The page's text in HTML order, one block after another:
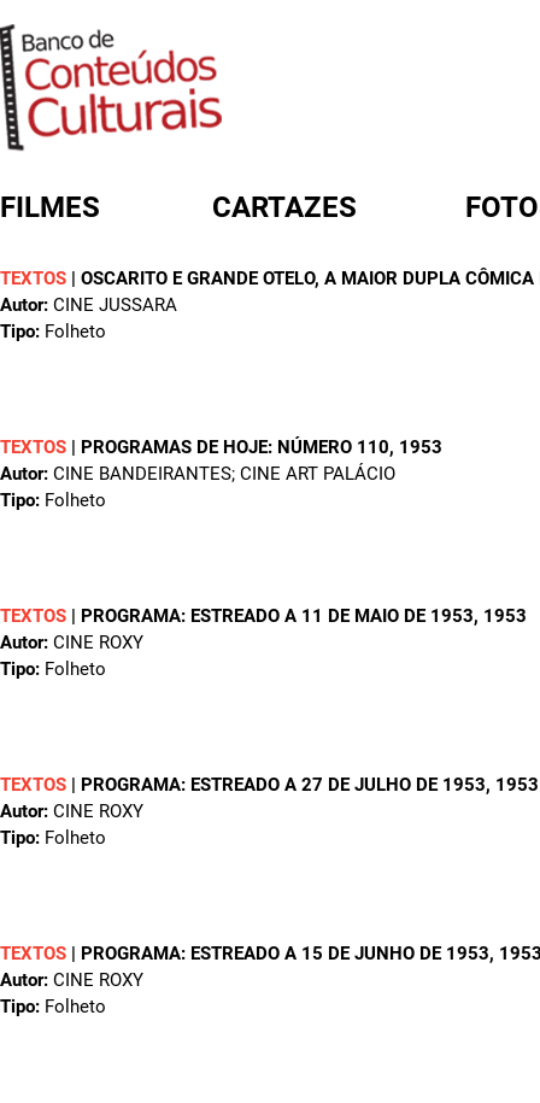
FILMES CARTAZES
TEXTOS | OSCARITO E GRANDE OTELO, A MAIOR DUPLA
Autor: CINE JUSSARA
Tipo: Folheto
TEXTOS | PROGRAMAS DE HOJE: NÚMERO 110, 1953
Autor: CINE BANDEIRANTES; CINE ART PALÁCIO
Tipo: Folheto
TEXTOS | PROGRAMA: ESTREADO A 11 DE MAIO DE 1953, 1953
Autor: CINE ROXY
Tipo: Folheto
TEXTOS | PROGRAMA: ESTREADO A 27 DE JULHO DE 1953, 1953
Autor: CINE ROXY
Tipo: Folheto
TEXTOS | PROGRAMA: ESTREADO A 15 DE JUNHO DE 1953,
Autor: CINE ROXY
Tipo: Folheto
FORMULÁRIO DE BUSCA